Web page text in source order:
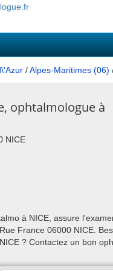
/Alpes-Maritimes (06)
ophtalmologue à
NICE
à NICE, assure
France 06000 NICE.
? Contactez un bon